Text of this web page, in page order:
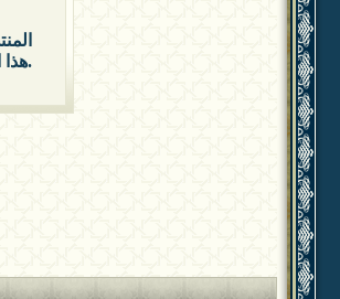
هذا الإغلاق ونسألكم الدعاء بالتوفيق والتيسير.